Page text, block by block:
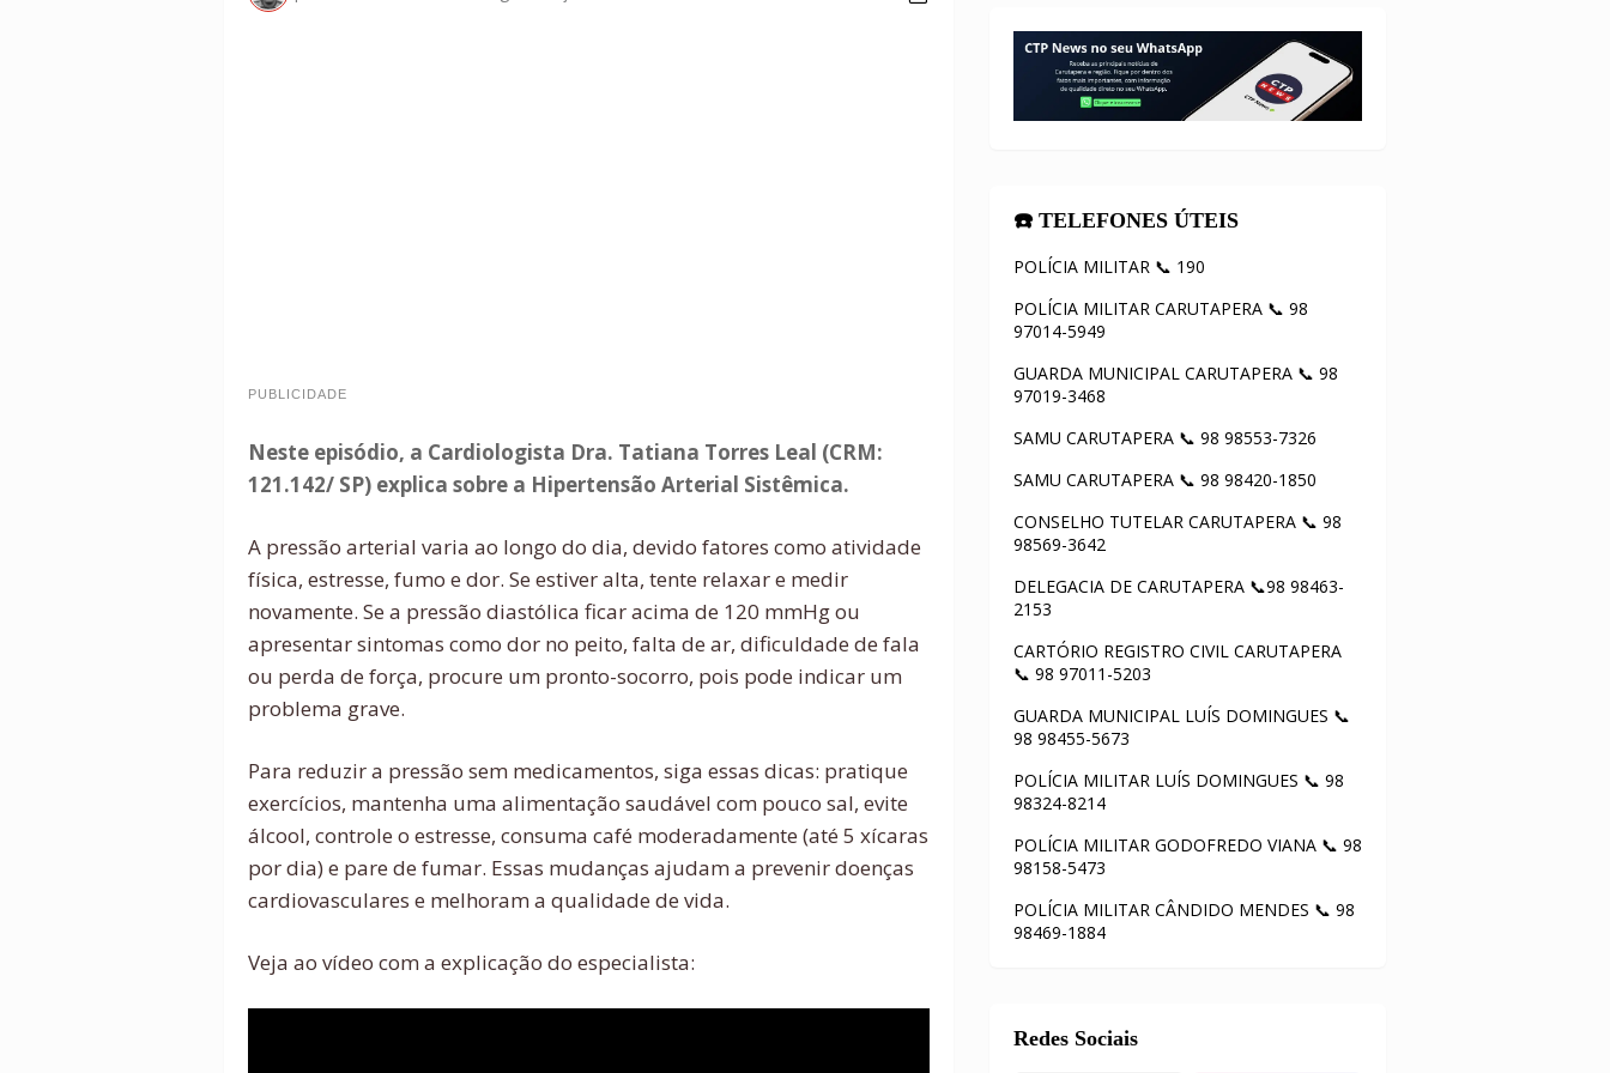
PUBLICIDADE
Neste episódio, a Cardiologista Dra. Tatiana Torres Leal (CRM:
121.142/ SP) explica sobre a Hipertensão Arterial Sistêmica.
A pressão arterial varia ao longo do dia, devido fatores como atividade
física, estresse, fumo e dor. Se estiver alta, tente relaxar e medir
novamente. Se a pressão diastólica ficar acima de 120 mmHg ou
apresentar sintomas como dor no peito, falta de ar, dificuldade de fala
ou perda de força, procure um pronto-socorro, pois pode indicar um
problema grave.
Para reduzir a pressão sem medicamentos, siga essas dicas: pratique
exercícios, mantenha uma alimentação saudável com pouco sal, evite
álcool, controle o estresse, consuma café moderadamente (até 5 xícaras
por dia) e pare de fumar. Essas mudanças ajudam a prevenir doenças
cardiovasculares e melhoram a qualidade de vida.
Veja ao vídeo com a explicação do especialista:
☎️ TELEFONES ÚTEIS
POLÍCIA MILITAR 📞 190
POLÍCIA MILITAR CARUTAPERA 📞 98
97014-5949
GUARDA MUNICIPAL CARUTAPERA 📞 98
97019-3468
SAMU CARUTAPERA 📞 98 98553-7326
SAMU CARUTAPERA 📞 98 98420-1850
CONSELHO TUTELAR CARUTAPERA 📞 98
98569-3642
DELEGACIA DE CARUTAPERA 📞98 98463-
2153
CARTÓRIO REGISTRO CIVIL CARUTAPERA
📞 98 97011-5203
GUARDA MUNICIPAL LUÍS DOMINGUES 📞
98 98455-5673
POLÍCIA MILITAR LUÍS DOMINGUES 📞 98
98324-8214
POLÍCIA MILITAR GODOFREDO VIANA 📞 98
98158-5473
POLÍCIA MILITAR CÂNDIDO MENDES 📞 98
98469-1884
Redes Sociais